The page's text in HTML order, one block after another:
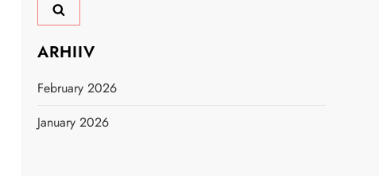
ARHIIV
February 2026
January 2026